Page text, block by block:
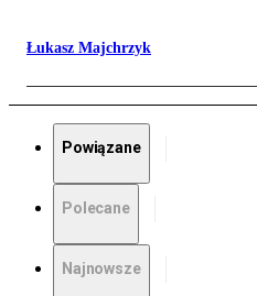
Łukasz Majchrzyk
Powiązane
Polecane
Najnowsze